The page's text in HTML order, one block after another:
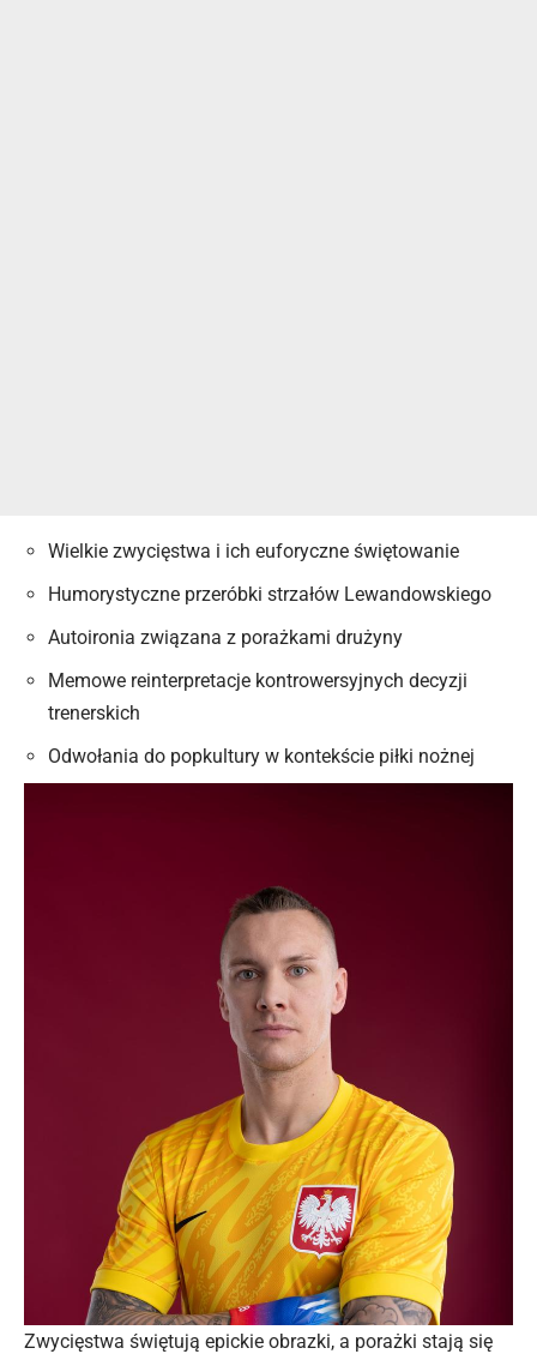
Wielkie zwycięstwa i ich euforyczne świętowanie
Humorystyczne przeróbki strzałów Lewandowskiego
Autoironia związana z porażkami drużyny
Memowe reinterpretacje kontrowersyjnych decyzji
trenerskich
Odwołania do popkultury w kontekście piłki nożnej
Zwycięstwa świętują epickie obrazki, a porażki stają się